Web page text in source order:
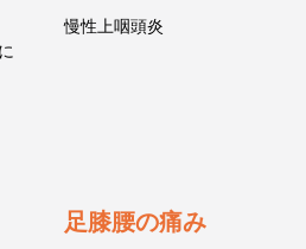
慢性上咽頭炎
足膝腰の痛み